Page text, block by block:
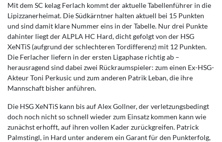
Mit dem SC kelag Ferlach kommt der aktuelle Tabellenführer in die
Lipizzanerheimat. Die Südkärntner halten aktuell bei 15 Punkten
und sind damit klare Nummer eins in der Tabelle. Nur drei Punkte
dahinter liegt der ALPLA HC Hard, dicht gefolgt von der HSG
XeNTiS (aufgrund der schlechteren Tordifferenz) mit 12 Punkten.
Die Ferlacher liefern in der ersten Ligaphase richtig ab –
herausragend sind dabei zwei Rückraumspieler: zum einen Ex-HSG-
Akteur Toni Perkusic und zum anderen Patrik Leban, die ihre
Mannschaft bisher anführen.
Die HSG XeNTiS kann bis auf Alex Gollner, der verletzungsbedingt
doch noch nicht so schnell wieder zum Einsatz kommen kann wie
zunächst erhofft, auf ihren vollen Kader zurückgreifen. Patrick
Palmstingl, in Hard unter anderem ein Garant für den Punkterfolg,